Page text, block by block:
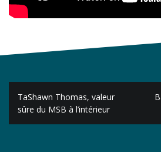
Navigation
de
l’article
TaShawn Thomas, valeur
sûre du MSB à l’intérieur